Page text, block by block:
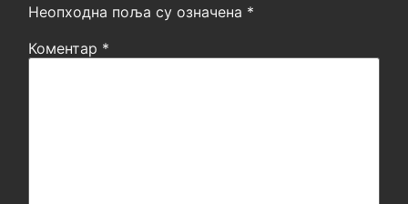
Неопходна поља су означена *
Коментар *